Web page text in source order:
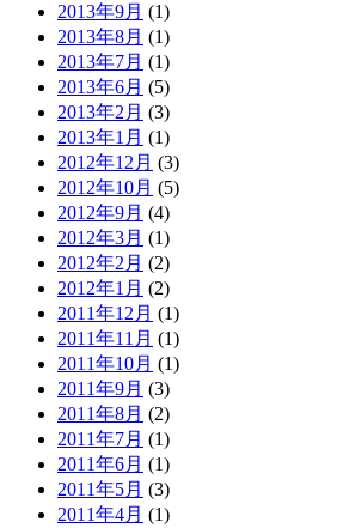
2013年9月 (1)
2013年8月 (1)
2013年7月 (1)
2013年6月 (5)
2013年2月 (3)
2013年1月 (1)
2012年12月 (3)
2012年10月 (5)
2012年9月 (4)
2012年3月 (1)
2012年2月 (2)
2012年1月 (2)
2011年12月 (1)
2011年11月 (1)
2011年10月 (1)
2011年9月 (3)
2011年8月 (2)
2011年7月 (1)
2011年6月 (1)
2011年5月 (3)
2011年4月 (1)